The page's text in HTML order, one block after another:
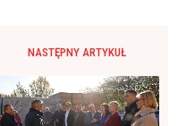
NASTĘPNY ARTYKUŁ